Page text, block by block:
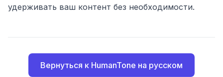
удерживать ваш контент без необходимости.
Вернуться к HumanTone на русском